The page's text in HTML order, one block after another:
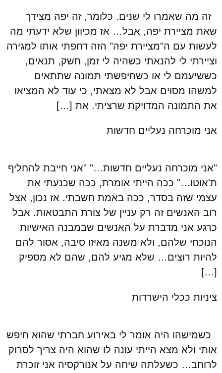
זה מה שאמרו לי שנים. כלומר, זה יפה מצידך
שאת מציירת יפה, אבל… אז מכיוון שלא ידעתי מה
לעשות עם ה"מציירת יפה" הזה דחפתי אותו למגירה
וציירתי לי להנאתי כשהיה לי זמן, חשק, תנאים,
כששיעמם לי או כשחיפשתי תמונה שתתאים
למשהו מסוים אבל לא מצאתי, כי עוד לא המציאו
את התמונה המדויקת שרציתי. את […]
אני מוכרחה נעליים חדשות
"אני מוכרחה נעליים חדשות…" "אני חייבת להחליף
ת'אוטו…" ככה הייתי אומרת, ככה שכנעתי את
עצמי שזה בסדר, ככה באמת חשבתי. אז נכון, אצל
רוב האנשים זה רק עניין של צורת התבטאות. אבל
כרגע אני מדברת על האנשים שבמבנה האישיות
הנוכחי שלהם, ולא משנה מאיזו סיבה, אסור להם
להיות רוצים… שלא מגיע להם, שהם לא מספיק
[…]
ציניות ככלי הישרדות
כשמישהו היה אומר לי באירוע חברתי שהוא חיפש
אותי ולא מצא הייתי עונה לו שהוא היה צריך לסרוק
לרוחב… כשעלתה שיחה על אנורקסיה אני זוכרת